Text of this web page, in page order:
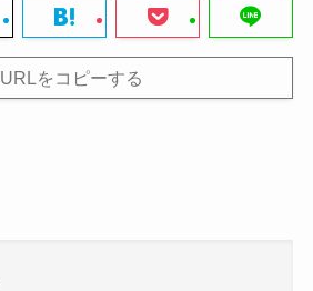
URLをコピーする